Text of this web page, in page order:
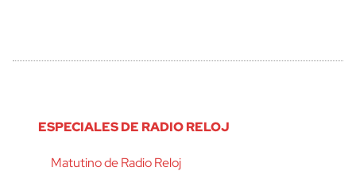
ESPECIALES DE RADIO RELOJ
Matutino de Radio Reloj